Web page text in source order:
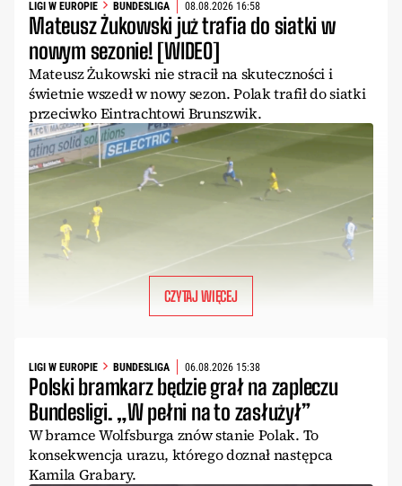
LIGI W EUROPIE BUNDESLIGA 08.08.2026 16:58
Mateusz Żukowski już trafia do siatki w
nowym sezonie! [WIDEO]
Mateusz Żukowski nie stracił na skuteczności i
świetnie wszedł w nowy sezon. Polak trafił do siatki
przeciwko Eintrachtowi Brunszwik.
CZYTAJ WIĘCEJ
LIGI W EUROPIE BUNDESLIGA 06.08.2026 15:38
Polski bramkarz będzie grał na zapleczu
Bundesligi. „W pełni na to zasłużył”
W bramce Wolfsburga znów stanie Polak. To
konsekwencja urazu, którego doznał następca
Kamila Grabary.